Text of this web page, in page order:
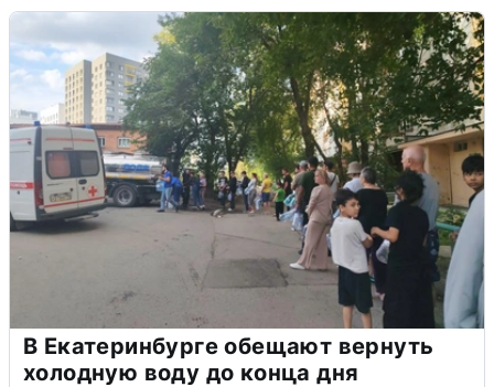
В Екатеринбурге обещают вернуть
холодную воду до конца дня